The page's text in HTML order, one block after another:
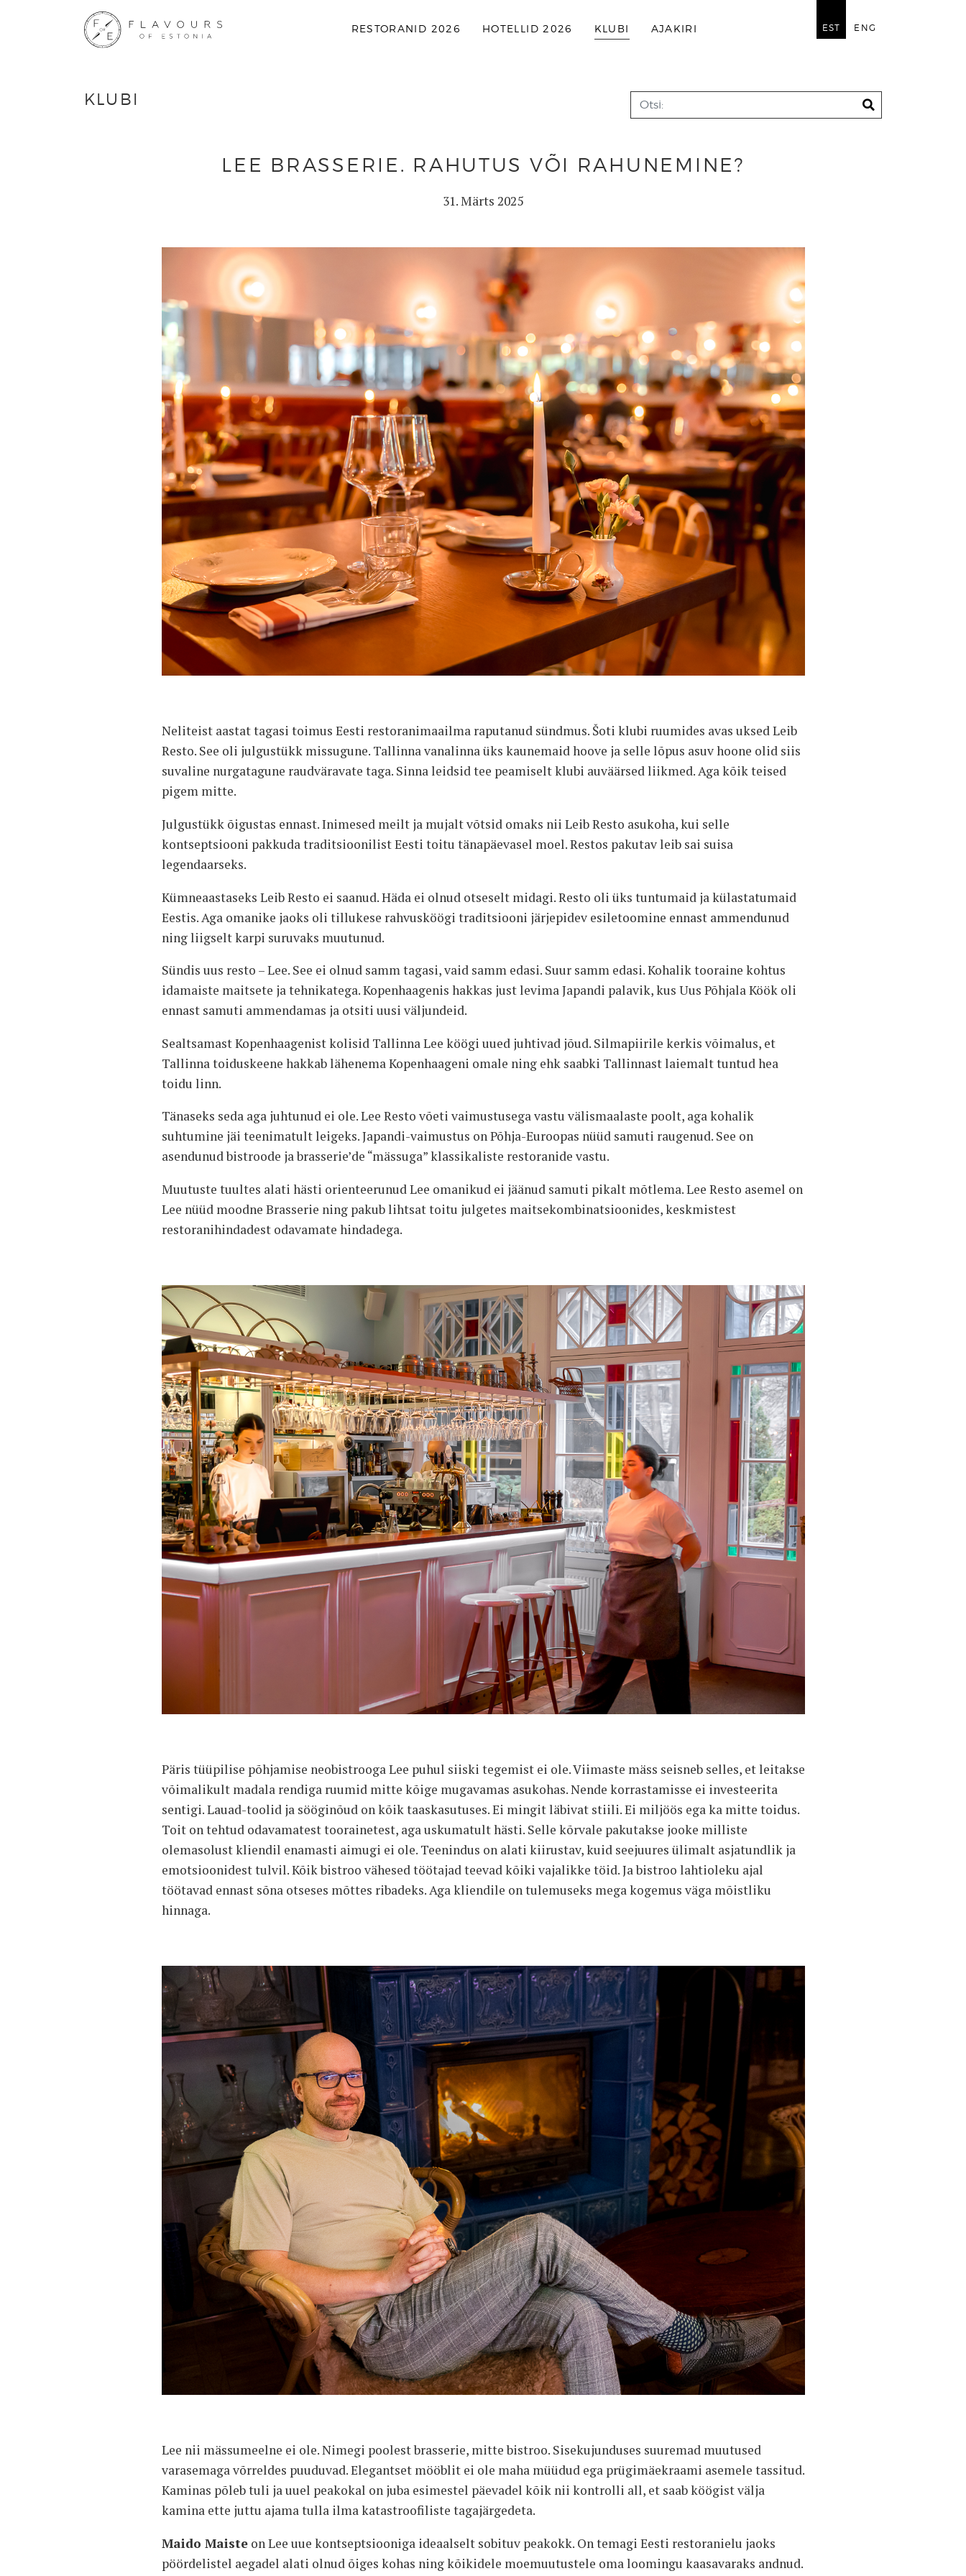
RESTORANID 2026 HOTELLID 2026 KLUBI AJAKIRI EST ENG
KLUBI
LEE BRASSERIE. RAHUTUS VÕI RAHUNEMINE?
31. Märts 2025
Neliteist aastat tagasi toimus Eesti restoranimaailma raputanud sündmus. Šoti klubi ruumides avas uksed Leib
Resto. See oli julgustükk missugune. Tallinna vanalinna üks kaunemaid hoove ja selle lõpus asuv hoone olid siis
suvaline nurgatagune raudväravate taga. Sinna leidsid tee peamiselt klubi auväärsed liikmed. Aga kõik teised
pigem mitte.
Julgustükk õigustas ennast. Inimesed meilt ja mujalt võtsid omaks nii Leib Resto asukoha, kui selle
kontseptsiooni pakkuda traditsioonilist Eesti toitu tänapäevasel moel. Restos pakutav leib sai suisa
legendaarseks.
Kümneaastaseks Leib Resto ei saanud. Häda ei olnud otseselt midagi. Resto oli üks tuntumaid ja külastatumaid
Eestis. Aga omanike jaoks oli tillukese rahvusköögi traditsiooni järjepidev esiletoomine ennast ammendunud
ning liigselt karpi suruvaks muutunud.
Sündis uus resto – Lee. See ei olnud samm tagasi, vaid samm edasi. Suur samm edasi. Kohalik tooraine kohtus
idamaiste maitsete ja tehnikatega. Kopenhaagenis hakkas just levima Japandi palavik, kus Uus Põhjala Köök oli
ennast samuti ammendamas ja otsiti uusi väljundeid.
Sealtsamast Kopenhaagenist kolisid Tallinna Lee köögi uued juhtivad jõud. Silmapiirile kerkis võimalus, et
Tallinna toiduskeene hakkab lähenema Kopenhaageni omale ning ehk saabki Tallinnast laiemalt tuntud hea
toidu linn.
Tänaseks seda aga juhtunud ei ole. Lee Resto võeti vaimustusega vastu välismaalaste poolt, aga kohalik
suhtumine jäi teenimatult leigeks. Japandi-vaimustus on Põhja-Euroopas nüüd samuti raugenud. See on
asendunud bistroode ja brasserie’de “mässuga” klassikaliste restoranide vastu.
Muutuste tuultes alati hästi orienteerunud Lee omanikud ei jäänud samuti pikalt mõtlema. Lee Resto asemel on
Lee nüüd moodne Brasserie ning pakub lihtsat toitu julgetes maitsekombinatsioonides, keskmistest
restoranihindadest odavamate hindadega.
Päris tüüpilise põhjamise neobistrooga Lee puhul siiski tegemist ei ole. Viimaste mäss seisneb selles, et leitakse
võimalikult madala rendiga ruumid mitte kõige mugavamas asukohas. Nende korrastamisse ei investeerita
sentigi. Lauad-toolid ja sööginõud on kõik taaskasutuses. Ei mingit läbivat stiili. Ei miljöös ega ka mitte toidus.
Toit on tehtud odavamatest toorainetest, aga uskumatult hästi. Selle kõrvale pakutakse jooke milliste
olemasolust kliendil enamasti aimugi ei ole. Teenindus on alati kiirustav, kuid seejuures ülimalt asjatundlik ja
emotsioonidest tulvil. Kõik bistroo vähesed töötajad teevad kõiki vajalikke töid. Ja bistroo lahtioleku ajal
töötavad ennast sõna otseses mõttes ribadeks. Aga kliendile on tulemuseks mega kogemus väga mõistliku
hinnaga.
Lee nii mässumeelne ei ole. Nimegi poolest brasserie, mitte bistroo. Sisekujunduses suuremad muutused
varasemaga võrreldes puuduvad. Elegantset mööblit ei ole maha müüdud ega prügimäekraami asemele tassitud.
Kaminas põleb tuli ja uuel peakokal on juba esimestel päevadel kõik nii kontrolli all, et saab köögist välja
kamina ette juttu ajama tulla ilma katastroofiliste tagajärgedeta.
Maido Maisteon Lee uue kontseptsiooniga ideaalselt sobituv peakokk. On temagi Eesti restoranielu jaoks
pöördelistel aegadel alati olnud õiges kohas ning kõikidele moemuutustele oma loomingu kaasavaraks andnud.